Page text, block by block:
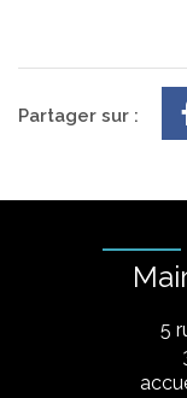
Partager sur :
5